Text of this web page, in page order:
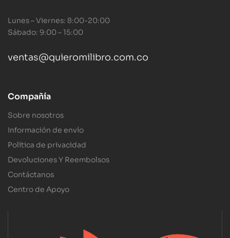
Lunes – Viernes: 8:00-20:00
Sábado: 9:00 – 15:00
ventas@quieromilibro.com.co
Compañía
Sobre nosotros
Información de envío
Política de privacidad
Devoluciones Y Reembolsos
Contáctanos
Centro de Apoyo